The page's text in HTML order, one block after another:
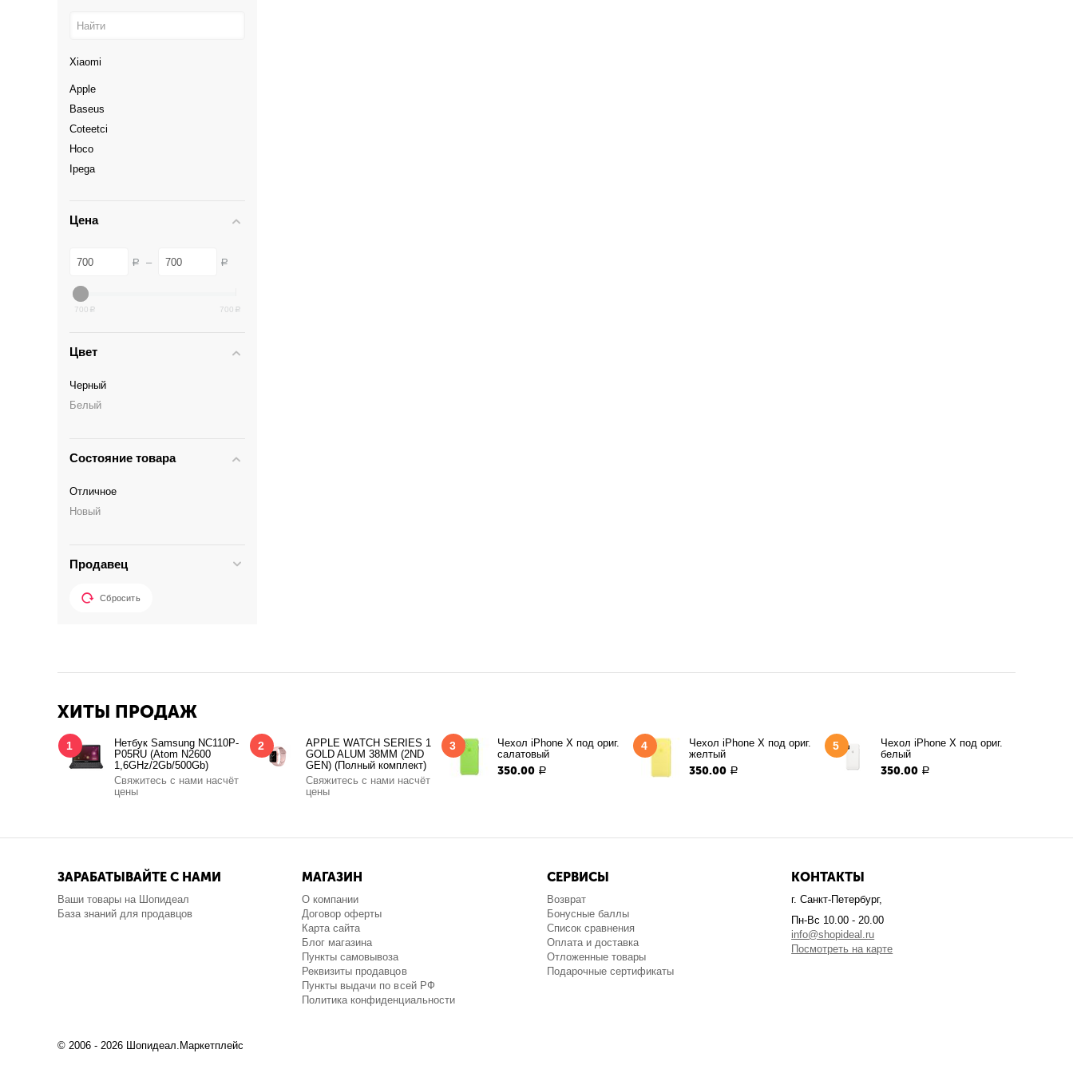
Xiaomi
Apple
Baseus
Coteetci
Hoco
Ipega
Цена
Р – Р
700 Р 700 Р
Цвет
Черный
Белый
Состояние товара
Отличное
Новый
Продавец
Сбросить
ХИТЫ ПРОДАЖ
1
Нетбук Samsung NC110P-
P05RU (Atom N2600
1,6GHz/2Gb/500Gb)
Свяжитесь с нами насчёт
цены
2
APPLE WATCH SERIES 1
GOLD ALUM 38MM (2ND
GEN) (Полный комплект)
Свяжитесь с нами насчёт
цены
3
Чехол iPhone X под ориг.
салатовый
350.00 Р
4
Чехол iPhone X под ориг.
желтый
350.00 Р
5
Чехол iPhone X под ориг.
белый
350.00 Р
ЗАРАБАТЫВАЙТЕ С НАМИ
Ваши товары на Шопидеал
База знаний для продавцов
МАГАЗИН
О компании
Договор оферты
Карта сайта
Блог магазина
Пункты самовывоза
Реквизиты продавцов
Пункты выдачи по всей РФ
Политика конфиденциальности
СЕРВИСЫ
Возврат
Бонусные баллы
Список сравнения
Оплата и доставка
Отложенные товары
Подарочные сертификаты
КОНТАКТЫ
г. Санкт-Петербург,
Пн-Вс 10.00 - 20.00
info@shopideal.ru
Посмотреть на карте
© 2006 - 2026 Шопидеал.Маркетплейс